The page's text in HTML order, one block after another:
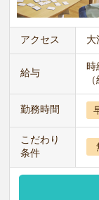
アクセス 大
給与
時
勤務時間
こだわり
条件